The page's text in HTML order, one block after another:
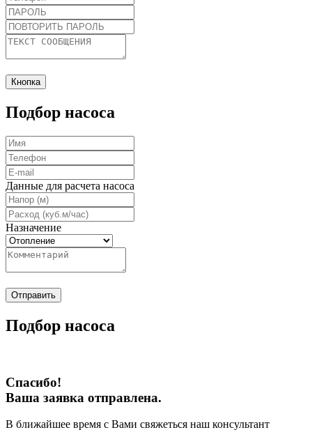
Кнопка
Подбор насоса
Данные для расчета насоса
Назначение
Отправить
Подбор насоса
Спасибо!
Ваша заявка отправлена.
В ближайшее время с Вами свяжеться наш консультант